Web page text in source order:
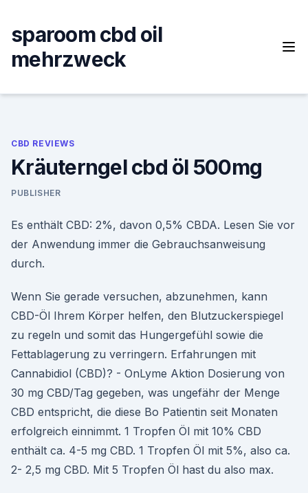
content
sparoom cbd oil
mehrzweck
CBD REVIEWS
Kräuterngel cbd öl 500mg
PUBLISHER
Es enthält CBD: 2%, davon 0,5% CBDA. Lesen Sie vor
der Anwendung immer die Gebrauchsanweisung
durch.
Wenn Sie gerade versuchen, abzunehmen, kann
CBD-Öl Ihrem Körper helfen, den Blutzuckerspiegel
zu regeln und somit das Hungergefühl sowie die
Fettablagerung zu verringern. Erfahrungen mit
Cannabidiol (CBD)? - OnLyme Aktion Dosierung von
30 mg CBD/Tag gegeben, was ungefähr der Menge
CBD entspricht, die diese Bo Patientin seit Monaten
erfolgreich einnimmt. 1 Tropfen Öl mit 10% CBD
enthält ca. 4-5 mg CBD. 1 Tropfen Öl mit 5%, also ca.
2- 2,5 mg CBD. Mit 5 Tropfen Öl hast du also max.